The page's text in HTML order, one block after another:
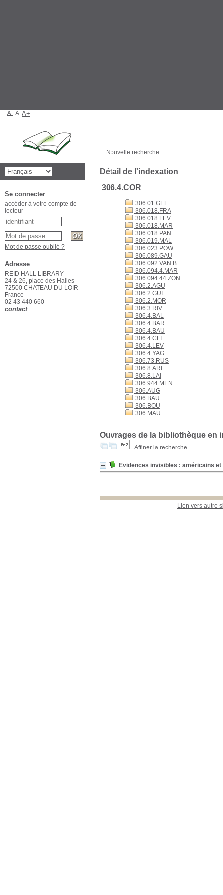
Nouvelle recherche
Détail de l'indexation
306.4.COR
306.01.GEE
306.018.FRA
306.018.LEV
306.018.MAR
306.018.PAN
306.019.MAL
306.023.POW
306.089.GAU
306.092.VAN.B
306.094.4.MAR
306.094.44.ZON
306.2.AGU
306.2.GUI
306.2.MOR
306.3.RIV
306.4.BAL
306.4.BAR
306.4.BAU
306.4.CLI
306.4.LEV
306.4.YAG
306.73.RUS
306.8.ARI
306.8.LAI
306.944.MEN
306.AUG
306.BAU
306.BOU
306.MAU
Ouvrages de la bibliothèque en
Affiner la recherche
Evidences invisibles : américains
Lien vers autre
A- A A+
Se connecter
accéder à votre compte de
lecteur
Mot de passe oublié ?
Adresse
REID HALL LIBRARY
24 & 26, place des Halles
72500 CHATEAU DU LOIR
France
02 43 440 660
contact